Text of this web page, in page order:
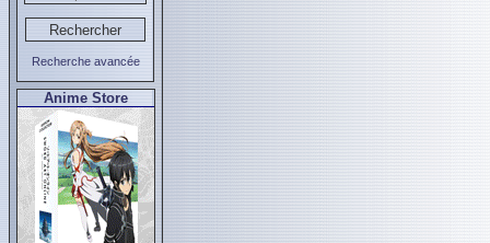
Recherche avancée
Anime Store